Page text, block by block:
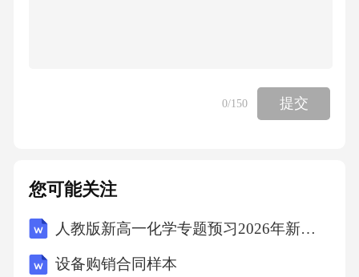
偿责任。若乙方泄露甲方的个人隐私信息，乙
方应向甲方支付服务费用的[X]倍作为违约金，
病情延误或加重，乙方应承担相应的赔偿责
任。五、争议解决本协议的签订、履行、解释
及争议解决均适用中华人民共和国法律。双方
0/150 提交
您可能关注
人教版新高一化学专题预习2026年新题-金属
设备购销合同样本